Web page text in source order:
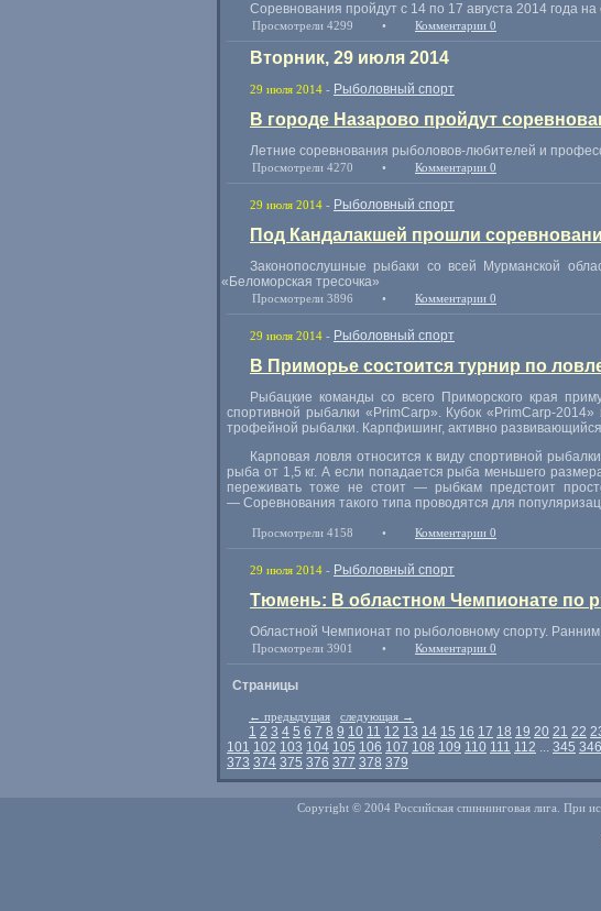
Соревнования пройдут с 14 по 17 августа 2014 года
Просмотрели 4299 • Комментарии 0
Вторник, 29 июля 2014
29 июля 2014 - Рыболовный спорт
В городе Назарово пройдут
Летние соревнования рыболовов-любителей и
Просмотрели 4270 • Комментарии 0
29 июля 2014 - Рыболовный спорт
Под Кандалакшей прошли
Законопослушные рыбаки со всей Мурманской
« Беломорская тресочка»
Просмотрели 3896 • Комментарии 0
29 июля 2014 - Рыболовный спорт
В Приморье состоится турнир по
Рыбацкие команды со всего Приморского края
спортивной рыбалки « PrimCarp». Кубок « PrimCarp-
трофейной рыбалки. Карпфишинг, активно
Карповая ловля относится к виду спортивной рыбалки
рыба от 1,5 кг. А если попадается рыба меньшего
переживать тоже не стоит — рыбкам предстоит
— Соревнования такого типа проводятся для
Просмотрели 4158 • Комментарии 0
29 июля 2014 - Рыболовный спорт
Тюмень: В областном Чемпионате по
Областной Чемпионат по рыболовному спорту. Ранним
Просмотрели 3901 • Комментарии 0
Страницы
← предыдущая следующая →
1 2 3 4 5 6 7 8 9 10 11 12 13 14 15 16 17 18 19 20 21 22
101 102 103 104 105 106 107 108 109 110 111 112 ... 345 346
373 374 375 376 377 378 379
Copyright © 2004 Российская спиннинговая лига. При